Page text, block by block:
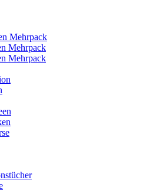
Mehrpack
Mehrpack
Mehrpack